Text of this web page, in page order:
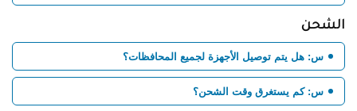
الشحن
س: هل يتم توصيل الأجهزة لجميع المحافظات؟
س: كم يستغرق وقت الشحن؟